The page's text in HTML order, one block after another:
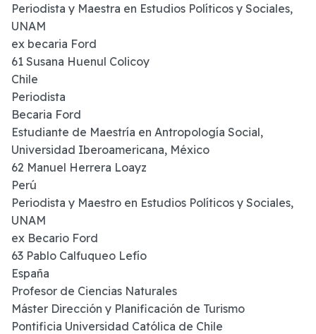
Periodista y Maestra en Estudios Políticos y Sociales,
UNAM
ex becaria Ford
61 Susana Huenul Colicoy
Chile
Periodista
Becaria Ford
Estudiante de Maestría en Antropología Social,
Universidad Iberoamericana, México
62 Manuel Herrera Loayz
Perú
Periodista y Maestro en Estudios Políticos y Sociales,
UNAM
ex Becario Ford
63 Pablo Calfuqueo Lefío
España
Profesor de Ciencias Naturales
Máster Dirección y Planificación de Turismo
Pontificia Universidad Católica de Chile